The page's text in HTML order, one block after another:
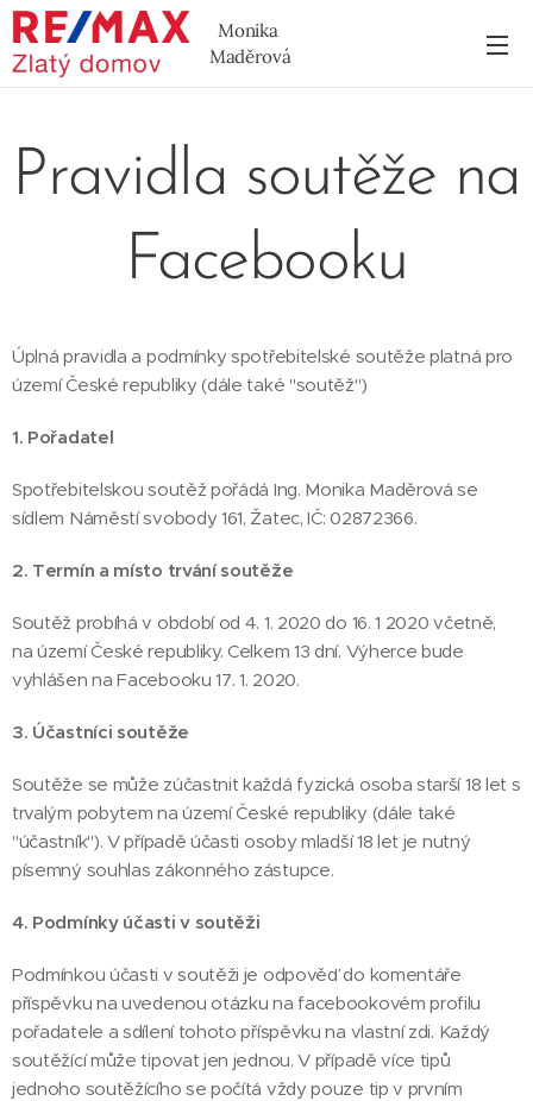
Monika
Maděrová
Pravidla soutěže na
Facebooku
Úplná pravidla a podmínky spotřebitelské soutěže platná pro
území České republiky (dále také "soutěž")
1. Pořadatel
Spotřebitelskou soutěž pořádá Ing. Monika Maděrová se
sídlem Náměstí svobody 161, Žatec, IČ: 02872366.
2. Termín a místo trvání soutěže
Soutěž probíhá v období od 4. 1. 2020 do 16. 1 2020 včetně,
na území České republiky. Celkem 13 dní. Výherce bude
vyhlášen na Facebooku 17. 1. 2020.
3. Účastníci soutěže
Soutěže se může zúčastnit každá fyzická osoba starší 18 let s
trvalým pobytem na území České republiky (dále také
"účastník"). V případě účasti osoby mladší 18 let je nutný
písemný souhlas zákonného zástupce.
4. Podmínky účasti v soutěži
Podmínkou účasti v soutěži je odpověď do komentáře
příspěvku na uvedenou otázku na facebookovém profilu
pořadatele a sdílení tohoto příspěvku na vlastní zdi. Každý
soutěžící může tipovat jen jednou. V případě více tipů
jednoho soutěžícího se počítá vždy pouze tip v prvním